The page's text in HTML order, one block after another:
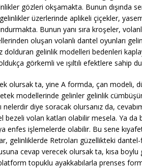
gözleri okşamakta. Bunun dışında
üzerlerinde aplikeli çiçekler,
Bunun yanı sıra kroşeler,
oluşan volanlı dantel oyunları
dolduran gelinlik modelleri bedenleri
görkemli ve ışıltılı efektlere sahip
olursak ta, yine A formda, çan modeli,
modellerinde gelinler gelinlik
diye soracak olursanız da,
bezeli volan katları olabilir mesela. Ya da
enfes işlemelerde olabilir. Bu sene
gelinliklerde Retroları güzellikteki dantel-
cevap verecek olursak ta, kısa boylu
topuklu ayakkabılarla prenses